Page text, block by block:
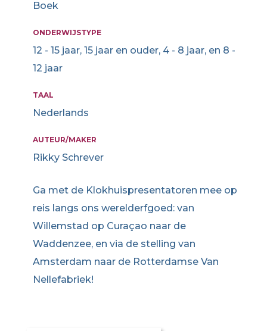
Boek
ONDERWIJSTYPE
12 - 15 jaar, 15 jaar en ouder, 4 - 8 jaar, en 8 -
12 jaar
TAAL
Nederlands
AUTEUR/MAKER
Rikky Schrever
Ga met de Klokhuispresentatoren mee op
reis langs ons werelderfgoed: van
Willemstad op Curaçao naar de
Waddenzee, en via de stelling van
Amsterdam naar de Rotterdamse Van
Nellefabriek!